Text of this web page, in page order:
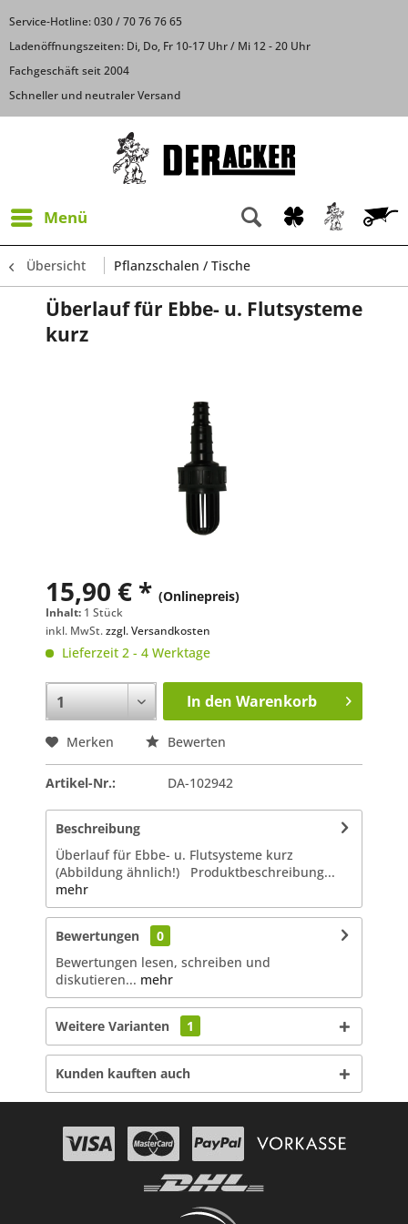
Service-Hotline: 030 / 70 76 76 65
Ladenöffnungszeiten: Di, Do, Fr 10-17 Uhr / Mi 12 - 20 Uhr
Fachgeschäft seit 2004
Schneller und neutraler Versand
Menü
Übersicht Pflanzschalen / Tische
Überlauf für Ebbe- u. Flutsysteme
kurz
15,90 € * (Onlinepreis)
Inhalt: 1 Stück
inkl. MwSt.zzgl. Versandkosten
Lieferzeit 2 - 4 Werktage
In den Warenkorb
Merken Bewerten
Artikel-Nr.: DA-102942
Beschreibung
Überlauf für Ebbe- u. Flutsysteme kurz
(Abbildung ähnlich!) Produktbeschreibung...
mehr
Bewertungen
0
Bewertungen lesen, schreiben und
diskutieren... mehr
Weitere Varianten 1
Kunden kauften auch